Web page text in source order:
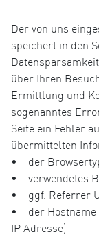
Der von uns
speichert in den
über Ihren
Ermittlung und
sogenanntes
Seite ein Fehler
übermittelten
• der
• verwendetes
• ggf. Referrer
• der Hostname
IP Adresse)